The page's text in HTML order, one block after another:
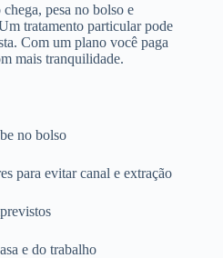
pesa no bolso e
tratamento particular pode
Com um plano você paga
mais tranquilidade.
no bolso
para evitar canal e extração
e do trabalho